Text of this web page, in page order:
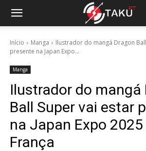
Início Manga
Ilustrador do mangá Dragon
presente na Japan Expo...
Manga
Ilustrador do mangá
Ball Super vai estar
na Japan Expo 2025
França